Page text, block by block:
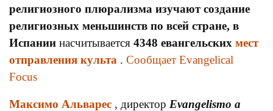
религиозного плюрализма изучают создание
религиозных меньшинств по всей стране, в
Испании насчитывается 4348 евангельских мест
отправления культа . Сообщает Evangelical
Focus
Максимо Альварес , директор Evangelismo a